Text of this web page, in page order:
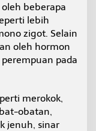
beberapa
lebih
zigot. Selain
oleh hormon
pada
merokok,
obatan,
jenuh, sinar